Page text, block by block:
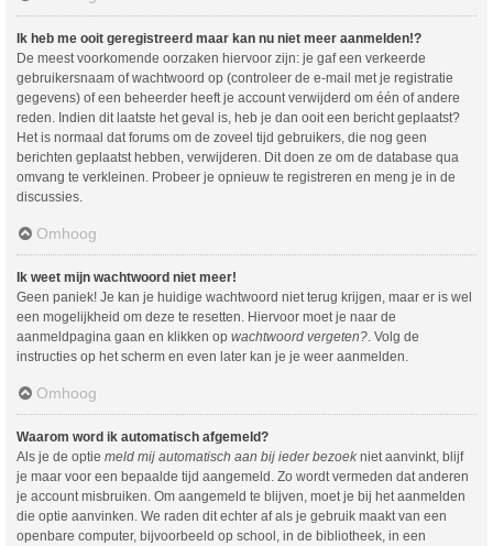
Ik heb me ooit geregistreerd maar kan nu niet meer aanmelden!?
De meest voorkomende oorzaken hiervoor zijn: je gaf een verkeerde
gebruikersnaam of wachtwoord op (controleer de e-mail met je registratie
gegevens) of een beheerder heeft je account verwijderd om één of andere
reden. Indien dit laatste het geval is, heb je dan ooit een bericht geplaatst?
Het is normaal dat forums om de zoveel tijd gebruikers, die nog geen
berichten geplaatst hebben, verwijderen. Dit doen ze om de database qua
omvang te verkleinen. Probeer je opnieuw te registreren en meng je in de
discussies.
Omhoog
Ik weet mijn wachtwoord niet meer!
Geen paniek! Je kan je huidige wachtwoord niet terug krijgen, maar er is wel
een mogelijkheid om deze te resetten. Hiervoor moet je naar de
aanmeldpagina gaan en klikken op wachtwoord vergeten? . Volg de
instructies op het scherm en even later kan je je weer aanmelden.
Omhoog
Waarom word ik automatisch afgemeld?
Als je de optie meld mij automatisch aan bij ieder bezoek niet aanvinkt, blijf
je maar voor een bepaalde tijd aangemeld. Zo wordt vermeden dat anderen
je account misbruiken. Om aangemeld te blijven, moet je bij het aanmelden
die optie aanvinken. We raden dit echter af als je gebruik maakt van een
openbare computer, bijvoorbeeld op school, in de bibliotheek, in een